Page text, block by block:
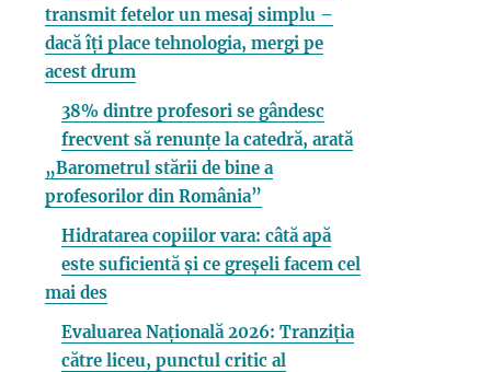
transmit fetelor un mesaj simplu –
dacă îți place tehnologia, mergi pe
acest drum
38% dintre profesori se gândesc
frecvent să renunțe la catedră, arată
„Barometrul stării de bine a
profesorilor din România”
Hidratarea copiilor vara: câtă apă
este suficientă și ce greșeli facem cel
mai des
Evaluarea Națională 2026: Tranziția
către liceu, punctul critic al